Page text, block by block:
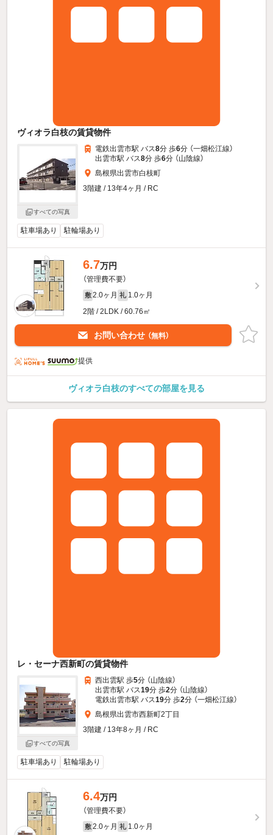
ヴィオラ白枝の賃貸物件
すべての写真
電鉄出雲市駅 バス8分 歩6分 （一畑松江線）
出雲市駅 バス8分 歩6分 （山陰線）
島根県出雲市白枝町
3階建 / 13年4ヶ月 / RC
駐車場あり 駐輪場あり
6.7万円
（管理費不要）
敷 2.0ヶ月 礼 1.0ヶ月
2階 / 2LDK / 60.76㎡
お問い合わせ （無料）
提供
ヴィオラ白枝のすべての部屋を見る
レ・セーナ西新町の賃貸物件
すべての写真
西出雲駅 歩5分 （山陰線）
出雲市駅 バス19分 歩2分 （山陰線）
電鉄出雲市駅 バス19分 歩2分 （一畑松江線）
島根県出雲市西新町2丁目
3階建 / 13年8ヶ月 / RC
駐車場あり 駐輪場あり
6.4万円
（管理費不要）
敷 2.0ヶ月 礼 1.0ヶ月